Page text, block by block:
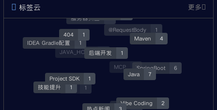
标签云 更多
后端开发 1
Java 7
Maven 4
404 1
Project SDK 1
热点新闻 3
Vibe Coding 2
SpringBoot 6
@RequestBody 1
服务器安全 1
IDEA Gradle配置 1
技能提升 1
资源 3
MCP
JAVA_HOME 3
就业 1